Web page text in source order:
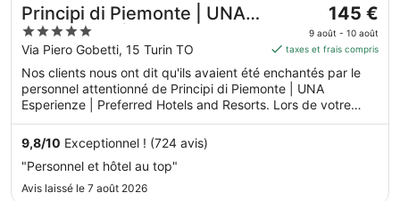
Principi di Piemonte | UNA
Esperienze | Preferred
Hotels and Resorts
5
out
of
5
Via Piero Gobetti, 15 Turin TO
Le
prix
est
de 145 €
par
nuit
145 €
9 août - 10 août
taxes et frais compris
Nos clients nous ont dit qu'ils avaient été enchantés par le
personnel attentionné de Principi di Piemonte | UNA
Esperienze | Preferred Hotels and Resorts. Lors de votre
séjour, vous ne serez qu'à quelques minutes de marche de
Via Roma. Dans cet hébergement, vous profiterez de
prestations de choix comme l'accès Wi-Fi à Internet gratuit
et un spa proposant des soins complets, sans oublier une
piscine couverte. Cet hébergement propose des services et
9,8/10 Exceptionnel ! (724 avis)
"Personnel et hôtel au top"
Avis laissé le 7 août 2026